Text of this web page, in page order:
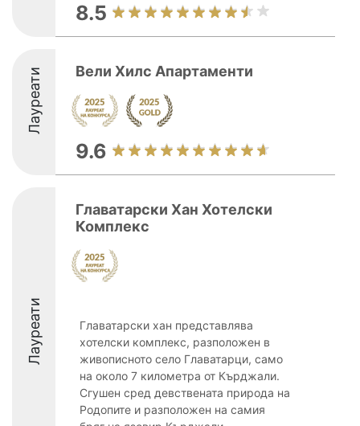
8.5
Лауреати Вели Хилс Апартаменти
9.6
Лауреати
Главатарски Хан Хотелски
Комплекс
Главатарски хан представлява
хотелски комплекс, разположен в
живописното село Главатарци, само
на около 7 километра от Кърджали.
Сгушен сред девствената природа на
Родопите и разположен на самия